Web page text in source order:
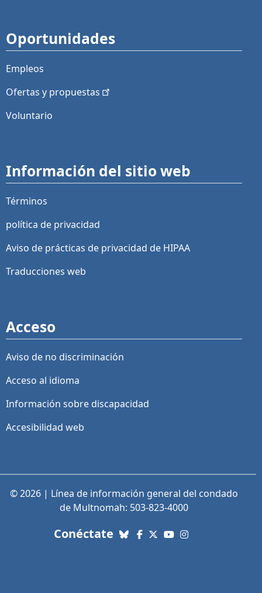
Oportunidades
Empleos
Ofertas y propuestas
Voluntario
Información del sitio web
Términos
política de privacidad
Aviso de prácticas de privacidad de HIPAA
Traducciones web
Acceso
Aviso de no discriminación
Acceso al idioma
Información sobre discapacidad
Accesibilidad web
© 2026 | Línea de información general del condado
de Multnomah: 503-823-4000
Conéctate con nosotros. Enlaces a
Bluesky
Facebook
X (Twitter)
YouTube
Instagram